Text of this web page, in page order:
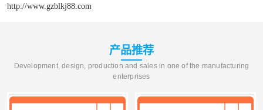
http://www.gzblkj88.com
产品推荐
Development, design, production and sales in one of the manufacturing
enterprises